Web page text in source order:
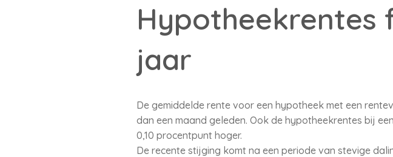
Hypotheekrentes
jaar
De gemiddelde rente voor een hypotheek met een
dan een maand geleden. Ook de hypotheekrentes bij
0,10 procentpunt hoger.
De recente stijging komt na een periode van stevige